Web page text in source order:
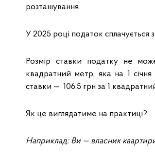
розташування.
У 2025 році податок сплачується
Розмір ставки податку не
квадратний метр, яка на 1
ставки — 106,5 грн за 1
Як це виглядатиме на практиці?
Наприклад: Ви — власник